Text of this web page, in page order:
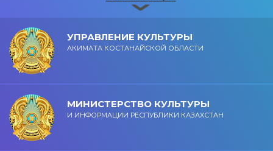
УПРАВЛЕНИЕ КУЛЬТУРЫ
АКИМАТА КОСТАНАЙСКОЙ ОБЛАСТИ
МИНИСТЕРСТВО КУЛЬТУРЫ
И ИНФОРМАЦИИ РЕСПУБЛИКИ КАЗАХСТАН